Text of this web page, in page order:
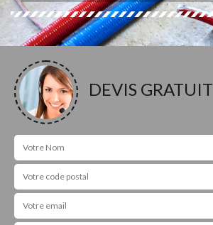
DEVIS GRATUIT